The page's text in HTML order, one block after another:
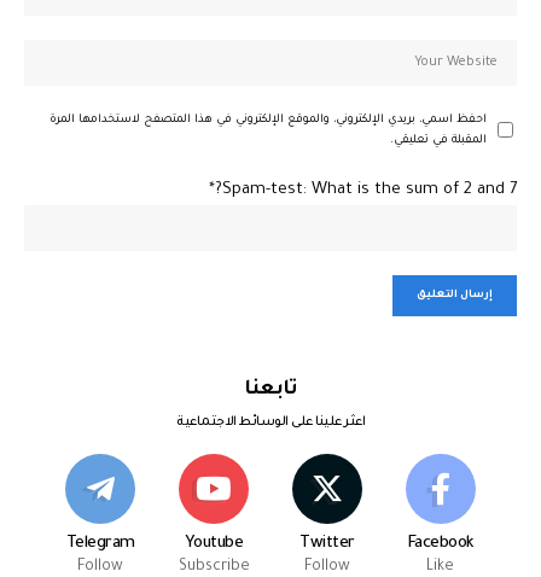
احفظ اسمي، بريدي الإلكتروني، والموقع الإلكتروني في هذا المتصفح لاستخدامها المرة
المقبلة في تعليقي.
Spam-test: What is the sum of 2 and 7?*
تابعنا
اعثر علينا على الوسائط الاجتماعية
Facebook
Like
Twitter
Follow
Youtube
Subscribe
Telegram
Follow